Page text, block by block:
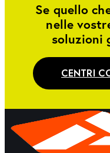
Se quello
nelle
soluzioni
CENTRI